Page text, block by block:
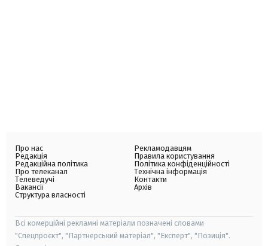
Про нас
Редакція
Редакційна політика
Про телеканал
Телеведучі
Вакансії
Структура власності
Рекламодавцям
Правила користування
Політика конфіденційності
Технічна інформація
Контакти
Архів
Всі комерційні рекламні матеріали позначені словами
"Спецпроєкт", "Партнерський матеріал", "Експерт", "Позиція".